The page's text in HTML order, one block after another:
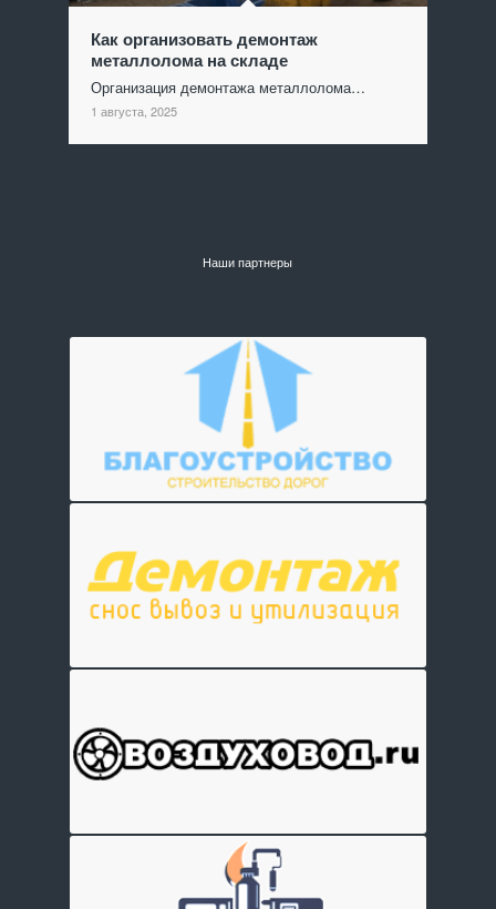
Как организовать демонтаж
металлолома на складе
Организация демонтажа металлолома…
1 августа, 2025
Наши партнеры